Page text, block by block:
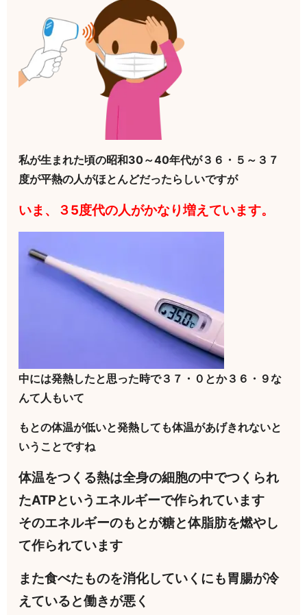
私が生まれた頃の昭和30～40年代が３６・５～３７
度が平熱の人がほとんどだったらしいですが
いま、３5度代の人がかなり増えています。
中には発熱したと思った時で３７・０とか３６・９な
んて人もいて
もとの体温が低いと発熱しても体温があげきれないと
いうことですね
体温をつくる熱は全身の細胞の中でつくられ
たATPというエネルギーで作られています
そのエネルギーのもとが糖と体脂肪を燃やし
て作られています
また食べたものを消化していくにも胃腸が冷
えていると働きが悪く